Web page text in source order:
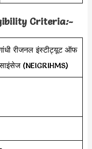
Criteria:-
गांधी रीजनल इंस्टीट्यूट ऑफ
(NEIGRIHMS)